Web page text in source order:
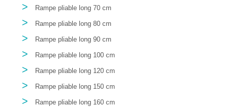
> Rampe pliable long 70 cm
> Rampe pliable long 80 cm
> Rampe pliable long 90 cm
> Rampe pliable long 100 cm
> Rampe pliable long 120 cm
> Rampe pliable long 150 cm
> Rampe pliable long 160 cm